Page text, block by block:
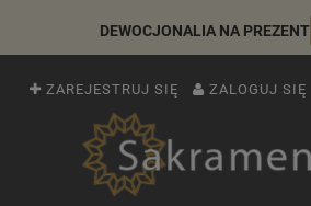
DEWOCJONALIA NA PREZENT
ZAREJESTRUJ SIĘ ZALOGUJ SIĘ